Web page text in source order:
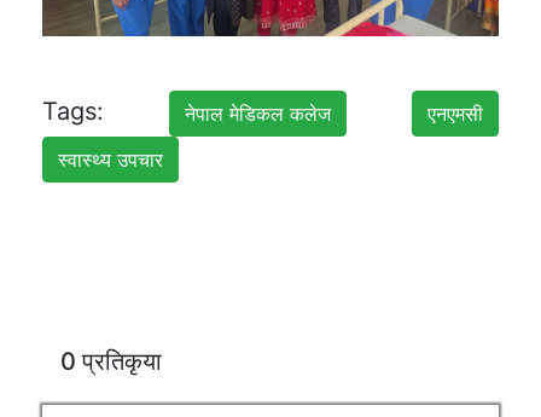
Tags: नेपाल मेडिकल कलेज
एनएमसी
स्वास्थ्य उपचार
0 प्रतिकृया